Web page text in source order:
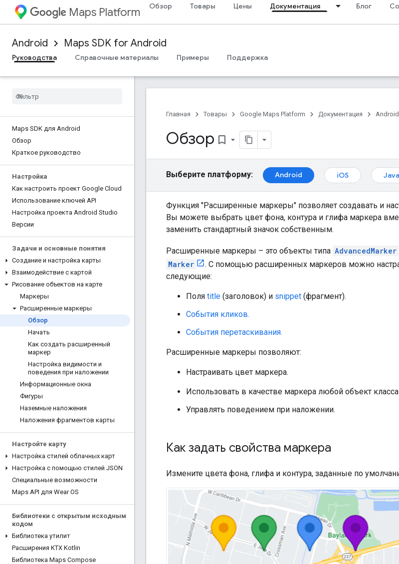
Maps Platform Обзор Товары Цены Документация Блог
Android Maps SDK for Android
Руководства
Справочные материалы Примеры Поддержка
Maps SDK для Android
Обзор
Краткое руководство
Настройка
Как настроить проект Google Cloud
Использование ключей API
Настройка проекта Android Studio
Версии
Задачи и основные понятия
Создание и настройка карты
Взаимодействие с картой
Рисование объектов на карте
Маркеры
Расширенные маркеры
Обзор
Начать
Как создать расширенный
маркер
Настройка видимости и
поведения при наложении
Информационные окна
Фигуры
Наземные наложения
Наложения фрагментов карты
Настройте карту
Настройка стилей облачных карт
Настройка с помощью стилей JSON
Специальные возможности
Maps API для Wear OS
Библиотеки с открытым исходным
кодом
Библиотека утилит
Расширения KTX Kotlin
Библиотека Maps Compose
Главная Товары Google Maps Platform Документация Android
Обзор bookmark_border
Выберите платформу: Android iOS
Функция "Расширенные маркеры" позволяет создавать и
Вы можете выбрать цвет фона, контура и глифа маркера
заменить стандартный значок собственным.
Расширенные маркеры – это объекты типа AdvancedMarker
Marker
. С помощью расширенных маркеров можно
следующие:
Поля title (заголовок) и snippet (фрагмент).
События кликов.
События перетаскивания.
Расширенные маркеры позволяют:
Настраивать цвет маркера.
Использовать в качестве маркера любой объект класса
Управлять поведением при наложении.
Как задать свойства маркера
Измените цвета фона, глифа и контура, заданные по